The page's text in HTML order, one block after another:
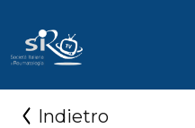
Indietro